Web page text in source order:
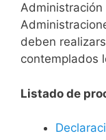
deben
contemplados
Listado de